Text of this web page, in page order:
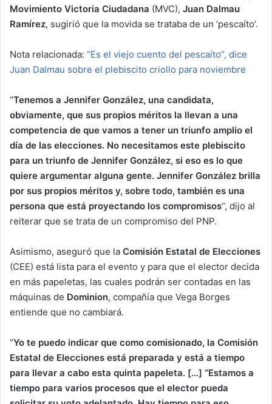
Movimiento Victoria Ciudadana (MVC), Juan Dalmau
Ramírez, sugirió que la movida se trataba de un ‘pescaíto’.
Nota relacionada: “Es el viejo cuento del pescaíto”, dice
Juan Dalmau sobre el plebiscito criollo para noviembre
“Tenemos a Jennifer González, una candidata,
obviamente, que sus propios méritos la llevan a una
competencia de que vamos a tener un triunfo amplio el
día de las elecciones. No necesitamos este plebiscito
para un triunfo de Jennifer González, si eso es lo que
quiere argumentar alguna gente. Jennifer González brilla
por sus propios méritos y, sobre todo, también es una
persona que está proyectando los compromisos“, dijo al
reiterar que se trata de un compromiso del PNP.
Asimismo, aseguró que la Comisión Estatal de Elecciones
(CEE) está lista para el evento y para que el elector decida
en más papeletas, las cuales podrán ser contadas en las
máquinas de Dominion, compañía que Vega Borges
entiende que no cambiará.
“Yo te puedo indicar que como comisionado, la Comisión
Estatal de Elecciones está preparada y está a tiempo
para llevar a cabo esta quinta papeleta. […] “Estamos a
tiempo para varios procesos que el elector pueda